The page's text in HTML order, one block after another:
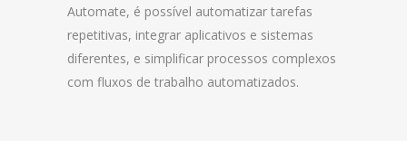
Automate, é possível automatizar tarefas
repetitivas, integrar aplicativos e sistemas
diferentes, e simplificar processos complexos
com fluxos de trabalho automatizados.